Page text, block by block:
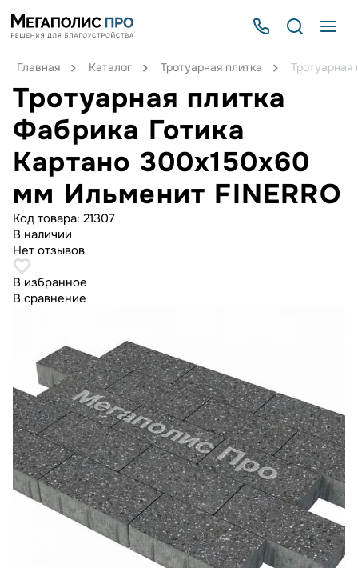
Главная Каталог Тротуарная плитка
Тротуарная плитка
Фабрика Готика
Картано 300х150х60
мм Ильменит FINERRO
Код товара: 21307
В наличии
Нет отзывов
В избранное
В сравнение